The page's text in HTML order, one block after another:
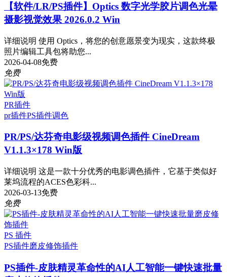
【软件/LR/PS插件】Optics 数字光学胶片调色光晕
摄影视觉效果 2026.0.2 Win
详细说明 使用 Optics，将您的创意愿景变为现实，这款终极
照片编辑工具包将助您...
2026-04-08免费
免费
PR插件
pr插件PS插件调色
PR/PS/达芬奇电影级视频调色插件 CineDream
V1.1.3×178 Win版
详细说明 这是一款十分优秀的电影调色插件，它基于类似好
莱坞流程的ACES色彩科...
2026-03-13免费
免费
PS 插件
PS插件磨皮修饰插件
PS插件-皮肤精灵革命性的AI人工智能一键快速批量